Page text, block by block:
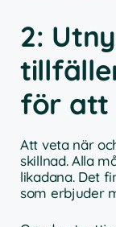
2:
för att
Att veta när
skillnad. Alla
likadana. Det
som erbjuder